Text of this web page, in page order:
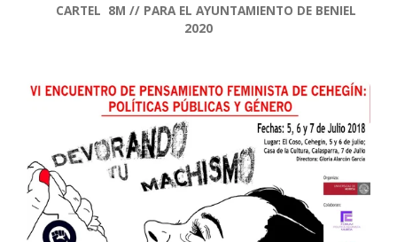
CARTEL 8M // PARA EL AYUNTAMIENTO DE BENIEL
2020